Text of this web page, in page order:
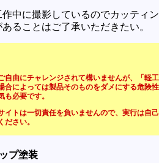
中に撮影しているのでカッティ
ることはご了承いただきたい。
自由にチャレンジされて構いませんが、「軽
合によっては製品そのものをダメにする危険
も必要です。
イトは一切責任を負いませんので、実行は自
さい。
プ塗装